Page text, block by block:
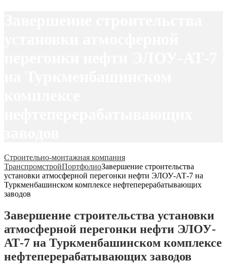
Строительно-монтажная компания
ТранспромстройПортфолиоЗавершение строительства
установки атмосферной перегонки нефти ЭЛОУ-АТ-7 на
Туркменбашинском комплексе нефтеперерабатывающих
заводов
Завершение строительства установки
атмосферной перегонки нефти ЭЛОУ-
АТ-7 на Туркменбашинском комплексе
нефтеперерабатывающих заводов